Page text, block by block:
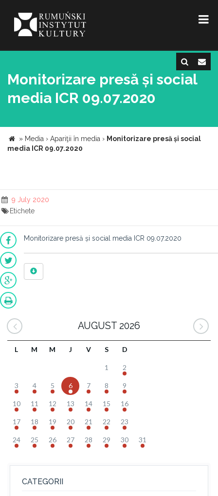
Monitorizare presă și social
media ICR 09.07.2020
» Media › Apariţii în media › Monitorizare presă și social
media ICR 09.07.2020
9 July 2020
Etichete
Monitorizare presă și social media ICR 09.07.2020
AUGUST 2026
L M M J V S D
1 2
3 4 5 6 7 8 9
10 11 12 13 14 15 16
17 18 19 20 21 22 23
24 25 26 27 28 29 30 31
CATEGORII